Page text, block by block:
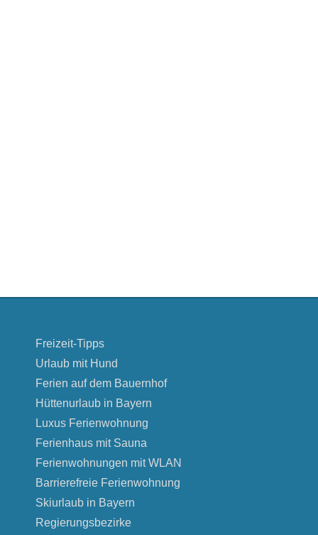
Freizeit-Tipps
Urlaub mit Hund
Ferien auf dem Bauernhof
Hüttenurlaub in Bayern
Luxus Ferienwohnung
Ferienhaus mit Sauna
Ferienwohnungen mit WLAN
Barrierefreie Ferienwohnung
Skiurlaub in Bayern
Regierungsbezirke